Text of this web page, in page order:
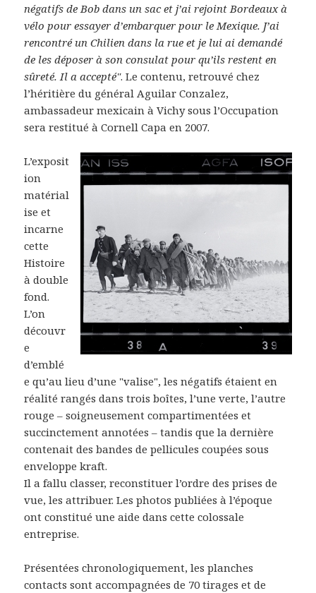
négatifs de Bob dans un sac et j’ai rejoint Bordeaux à
vélo pour essayer d’embarquer pour le Mexique. J’ai
rencontré un Chilien dans la rue et je lui ai demandé
de les déposer à son consulat pour qu’ils restent en
sûreté. Il a accepté". Le contenu, retrouvé chez
l’héritière du général Aguilar Conzalez,
ambassadeur mexicain à Vichy sous l’Occupation
sera restitué à Cornell Capa en 2007.
L’exposit
ion
matérial
ise et
incarne
cette
Histoire
à double
fond.
L’on
découvr
e
d’emblé
e qu’au lieu d’une "valise", les négatifs étaient en
réalité rangés dans trois boîtes, l’une verte, l’autre
rouge – soigneusement compartimentées et
succinctement annotées – tandis que la dernière
contenait des bandes de pellicules coupées sous
enveloppe kraft.
Il a fallu classer, reconstituer l’ordre des prises de
vue, les attribuer. Les photos publiées à l’époque
ont constitué une aide dans cette colossale
entreprise.
Présentées chronologiquement, les planches
contacts sont accompagnées de 70 tirages et de